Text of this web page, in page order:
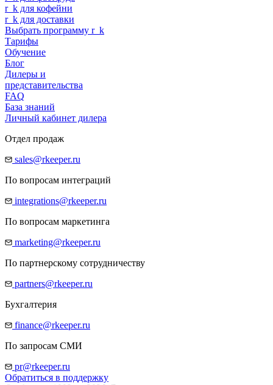
r_ k для кофейни
r_ k для доставки
Выбрать программу r_ k
Тарифы
Обучение
Блог
Дилеры и
представительства
FAQ
База знаний
Личный кабинет дилера
Отдел продаж
sales@rkeeper.ru
По вопросам интеграций
integrations@rkeeper.ru
По вопросам маркетинга
marketing@rkeeper.ru
По партнерскому сотрудничеству
partners@rkeeper.ru
Бухгалтерия
finance@rkeeper.ru
По запросам СМИ
pr@rkeeper.ru
Обратиться в поддержку